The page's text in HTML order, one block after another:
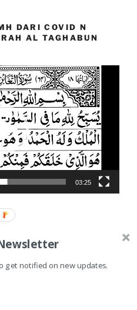
DARI COVID N
AL TAGHABUN
03:25
get notified on new updates.